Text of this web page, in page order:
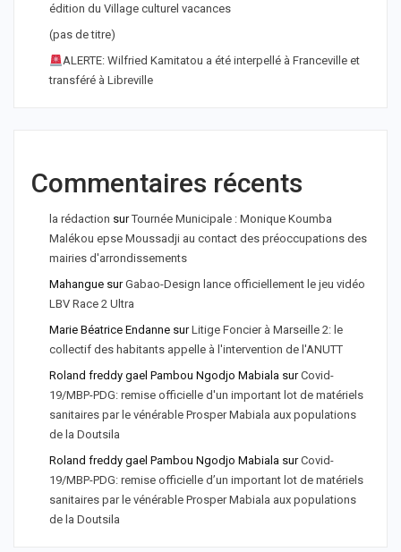
édition du Village culturel vacances
(pas de titre)
ALERTE: Wilfried Kamitatou a été interpellé à Franceville et
transféré à Libreville
Commentaires récents
la rédaction surTournée Municipale : Monique Koumba
Malékou epse Moussadji au contact des préoccupations des
mairies d'arrondissements
Mahangue surGabao-Design lance officiellement le jeu vidéo
LBV Race 2 Ultra
Marie Béatrice Endanne surLitige Foncier à Marseille 2: le
collectif des habitants appelle à l'intervention de l'ANUTT
Roland freddy gael Pambou Ngodjo Mabiala surCovid-
19/MBP-PDG: remise officielle d'un important lot de matériels
sanitaires par le vénérable Prosper Mabiala aux populations
de la Doutsila
Roland freddy gael Pambou Ngodjo Mabiala surCovid-
19/MBP-PDG: remise officielle d’un important lot de matériels
sanitaires par le vénérable Prosper Mabiala aux populations
de la Doutsila